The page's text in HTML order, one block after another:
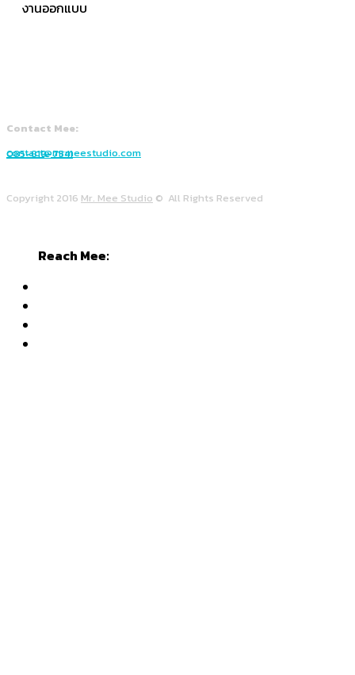
งานออกแบบ
Contact Mee:
085-819-7541
contact@mrmeestudio.com
Copyright 2016 Mr. Mee Studio © All Rights Reserved
Reach Mee: